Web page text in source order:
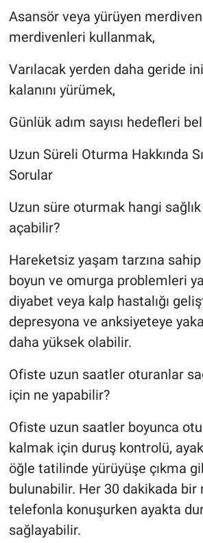
Asansör veya yürüyen
merdivenleri kullanmak,
Varılacak yerden daha geride
kalanını yürümek,
Günlük adım sayısı hedefleri
Uzun Süreli Oturma Hakkında
Sorular
Uzun süre oturmak hangi
açabilir?
Hareketsiz yaşam tarzına
boyun ve omurga problemleri
diyabet veya kalp hastalığı
depresyona ve anksiyeteye
daha yüksek olabilir.
Ofiste uzun saatler oturanlar
için ne yapabilir?
Ofiste uzun saatler boyunca
kalmak için duruş kontrolü,
öğle tatilinde yürüyüşe çıkma
bulunabilir. Her 30 dakikada bir
telefonla konuşurken ayakta
sağlayabilir.